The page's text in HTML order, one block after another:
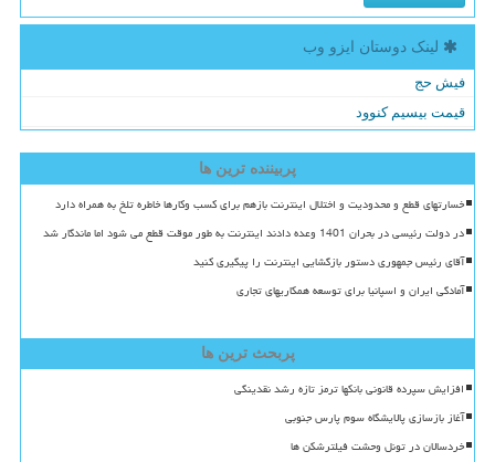
لینک دوستان ایزو وب
فیش حج
قیمت بیسیم کنوود
پربیننده ترین ها
خسارتهای قطع و محدودیت و اختلال اینترنت بازهم برای کسب وکارها خاطره تلخ به همراه دارد
در دولت رئیسی در بحران 1401 وعده دادند اینترنت به طور موقت قطع می شود اما ماندگار شد
آقای رئیس جمهوری دستور بازگشایی اینترنت را پیگیری کنید
آمادگی ایران و اسپانیا برای توسعه همکاریهای تجاری
پربحث ترین ها
افزایش سپرده قانونی بانکها ترمز تازه رشد نقدینگی
آغاز بازسازی پالایشگاه سوم پارس جنوبی
خردسالان در تونل وحشت فیلترشکن ها